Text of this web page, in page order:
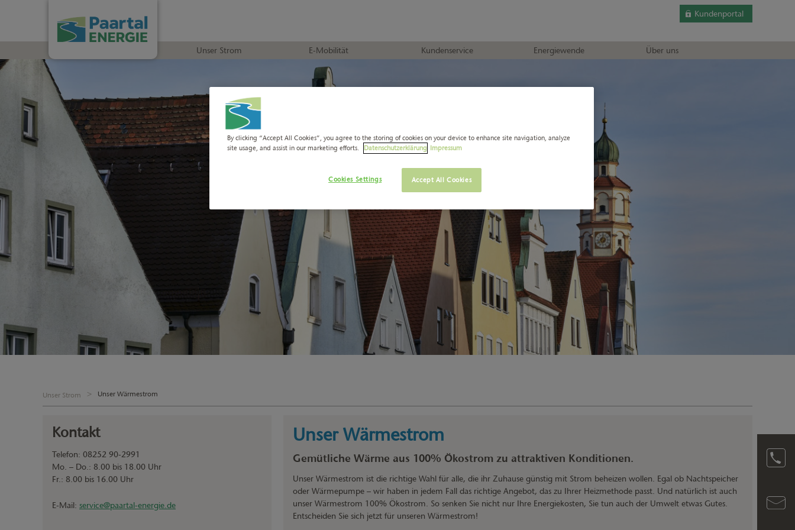
Kundenportal
Unser Strom E-Mobilität Kundenservice Energiewende Über uns
Unser Strom Unser Wärmestrom
Kontakt
Telefon: 08252 90-2991
Mo. – Do.: 8.00 bis 18.00 Uhr
Fr.: 8.00 bis 16.00 Uhr
E-Mail: service@paartal-energie.de
Unser Wärmestrom
Gemütliche Wärme aus 100% Ökostrom zu attraktiven Konditionen.
Unser Wärmestrom ist die richtige Wahl für alle, die ihr Zuhause günstig mit Strom beheizen wollen. Egal ob Nachtspeicher
oder Wärmepumpe – wir haben in jedem Fall das richtige Angebot, das zu Ihrer Heizmethode passt. Und natürlich ist auch
unser Wärmestrom 100% Ökostrom. So senken Sie nicht nur Ihre Energiekosten, Sie tun auch der Umwelt etwas Gutes.
Entscheiden Sie sich jetzt für unseren Wärmestrom!
By clicking “Accept All Cookies”, you agree to the storing of cookies on your device to enhance site navigation, analyze
site usage, and assist in our marketing efforts.
Datenschutzerklärung Impressum
Cookies Settings Accept All Cookies